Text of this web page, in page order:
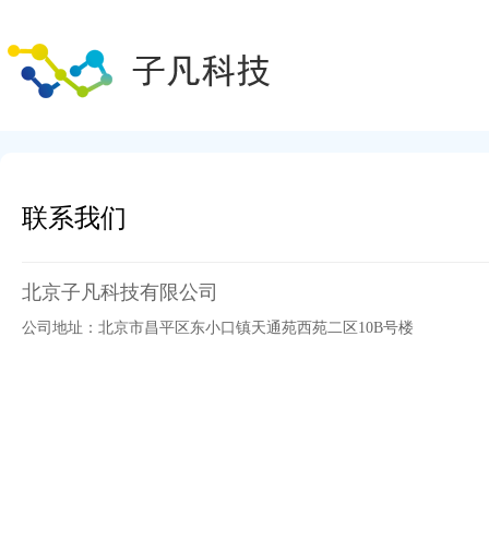
联系我们
北京子凡科技有限公司
公司地址：北京市昌平区东小口镇天通苑西苑二区10B号楼